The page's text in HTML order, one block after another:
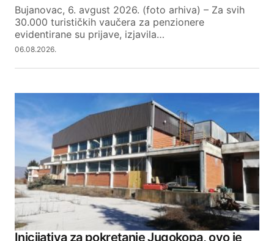
Bujanovac, 6. avgust 2026. (foto arhiva) – Za svih
30.000 turističkih vaučera za penzionere
evidentirane su prijave, izjavila…
06.08.2026.
Inicijativa za pokretanje Jugokopa, ovo je